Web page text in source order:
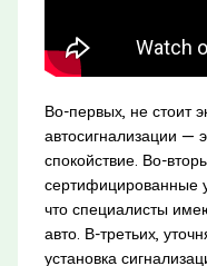
Во-первых, не стоит
автосигнализации —
спокойствие. Во-
сертифицированные
что специалисты
авто. В-третьих,
установка